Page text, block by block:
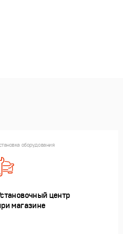
оборудования
центр
магазине